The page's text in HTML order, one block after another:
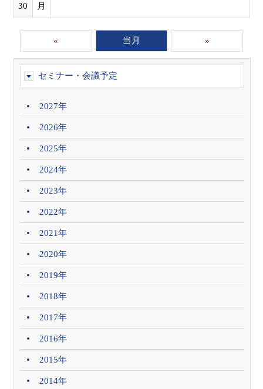
30 月
« 当月 »
セミナー・会議予定
2027年
2026年
2025年
2024年
2023年
2022年
2021年
2020年
2019年
2018年
2017年
2016年
2015年
2014年